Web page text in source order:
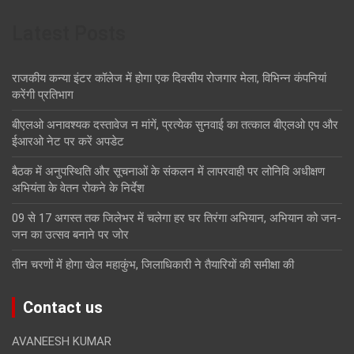
राजकीय कन्या इंटर कॉलेज में होगा एक दिवसीय रोजगार मेला, विभिन्न कंपनियां
करेंगी प्रतिभाग
बीएलओ अनावश्यक दस्तावेज न मांगें, प्रत्येक सुनवाई का तत्काल बीएलओ एप और
ईआरओ नेट पर करें अपडेट
बैठक में अनुपस्थिति और सूचनाओं के संकलन में लापरवाही पर लोनिवि अधीक्षण
अभियंता के वेतन रोकने के निर्देश
09 से 17 अगस्त तक जिलेभर में चलेगा हर घर तिरंगा अभियान, अभियान को जन-
जन का उत्सव बनाने पर जोर
तीन चरणों में होगा खेल महाकुंभ, जिलाधिकारी ने तैयारियों की समीक्षा की
Contact us
AVANEESH KUMAR